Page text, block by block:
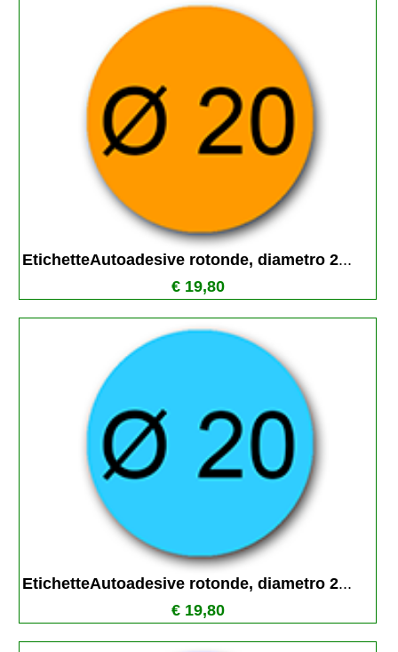
EtichetteAutoadesive rotonde, diametro 2...
€ 19,80
EtichetteAutoadesive rotonde, diametro 2...
€ 19,80